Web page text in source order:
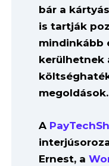
bár a
is tartják
mindinkább
kerülhetnek
megoldások.
A
Ernest, a